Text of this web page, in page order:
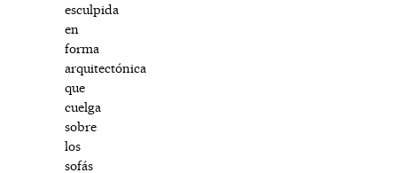
esculpida
en
forma
arquitectónica
que
cuelga
sobre
los
sofás